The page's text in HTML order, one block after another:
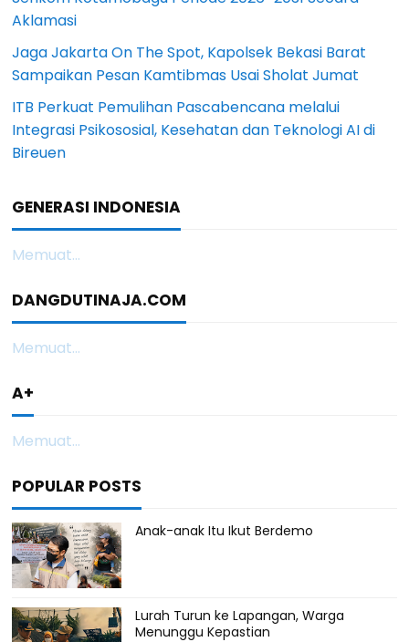
Aklamasi
Jaga Jakarta On The Spot, Kapolsek Bekasi Barat
Sampaikan Pesan Kamtibmas Usai Sholat Jumat
ITB Perkuat Pemulihan Pascabencana melalui
Integrasi Psikososial, Kesehatan dan Teknologi AI di
Bireuen
GENERASI INDONESIA
Memuat...
DANGDUTINAJA.COM
Memuat...
A+
Memuat...
POPULAR POSTS
Anak-anak Itu Ikut Berdemo
Lurah Turun ke Lapangan, Warga
Menunggu Kepastian